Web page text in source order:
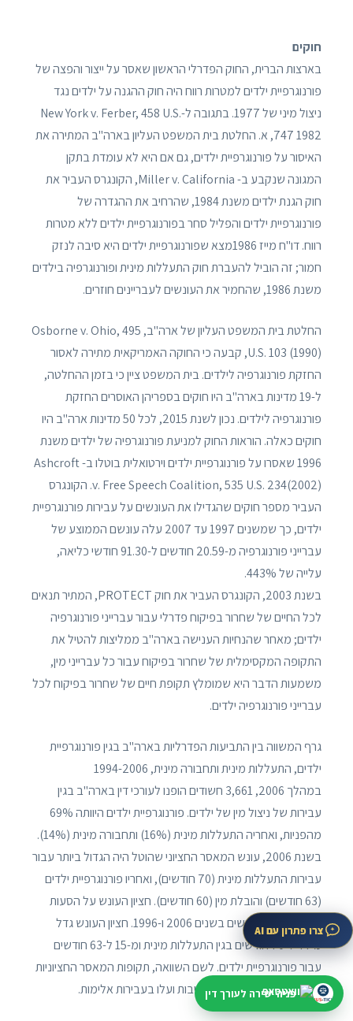
חוקים
בארצות הברית, החוק הפדרלי הראשון שאסר על ייצור והפצה של
פורנוגרפיית ילדים למטרות רווח היה חוק ההגנה על ילדים נגד
ניצול מיני של 1977. בתגובה ל-New York v. Ferber, 458 U.S.
747 1982, א. החלטת בית המשפט העליון בארה"ב המתירה את
האיסור על פורנוגרפיית ילדים, גם אם היא לא עומדת בתקן
המגונה שנקבע ב- Miller v. California, הקונגרס העביר את
חוק הגנת ילדים משנת 1984, שהרחיב את ההגדרה של
פורנוגרפיית ילדים והפליל סחר בפורנוגרפיית ילדים ללא מטרות
רווח. דו"ח מייז 1986מצא שפורנוגרפיית ילדים היא סיבה לנזק
חמור; זה הוביל להעברת חוק התעללות מינית ופורנוגרפיה בילדים
משנת 1986, שהחמיר את העונשים לעבריינים חוזרים.
החלטת בית המשפט העליון של ארה"ב, Osborne v. Ohio, 495
U.S. 103 (1990), קבעה כי החוקה האמריקאית מתירה לאסור
החזקת פורנוגרפיה לילדים. בית המשפט ציין כי בזמן ההחלטה,
ל-19 מדינות בארה"ב היו חוקים בספריהן האוסרים החזקת
פורנוגרפיה לילדים. נכון לשנת 2015, לכל 50 מדינות ארה"ב היו
חוקים כאלה. הוראות החוק למניעת פורנוגרפיה של ילדים משנת
1996 שאסרו על פורנוגרפיית ילדים וירטואלית בוטלו ב- Ashcroft
v. Free Speech Coalition, 535 U.S. 234(2002). הקונגרס
העביר מספר חוקים שהגדילו את העונשים על עבירות פורנוגרפיית
ילדים, כך שמשנים 1997 עד 2007 עלה עונשם הממוצע של
עברייני פורנוגרפיה מ-20.59 חודשים ל-91.30 חודשי כליאה,
עלייה של 443%.
בשנת 2003, הקונגרס העביר את חוק PROTECT, המתיר תנאים
לכל החיים של שחרור בפיקוח פדרלי עבור עברייני פורנוגרפיה
ילדים; מאחר שהנחיות הענישה בארה"ב ממליצות להטיל את
התקופה המקסימלית של שחרור בפיקוח עבור כל עברייני מין,
משמעות הדבר היא שמומלץ תקופת חיים של שחרור בפיקוח לכל
עברייני פורנוגרפיה ילדים.
גרף המשווה בין התביעות הפדרליות בארה"ב בגין פורנוגרפיית
ילדים, התעללות מינית ותחבורה מינית, 1994-2006
במהלך 2006, 3,661 חשודים הופנו לעורכי דין בארה"ב בגין
עבירות של ניצול מין של ילדים. פורנוגרפיית ילדים היוותה 69%
מהפניות, ואחריה התעללות מינית (16%) ותחבורה מינית (14%).
בשנת 2006, עונש המאסר החציוני שהוטל היה הגדול ביותר עבור
עבירות התעללות מינית (70 חודשים), ואחריו פורנוגרפיית ילדים
(63 חודשים) והובלת מין (60 חודשים). חציון העונש על הסעות
מינית היה 60 חודשים בשנים 2006 ו-1996. חציון העונש גדל
מ-44 ל-70 חודשים בגין התעללות מינית ומ-15 ל-63 חודשים
עבור פורנוגרפיית ילדים. לשם השוואה, תקופות המאסר החציוניות
לעברייני סמים ונשק נותרו יציבות ועלו בעבירות אלימות.
צרו פתרון עם AI
פניה ישירה לעורך דין